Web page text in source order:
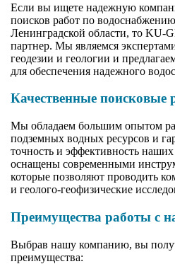
Если вы ищете надежную
поисков работ по
Ленинградской области, то KU-
партнер. Мы являемся
геодезии и геологии и
для обеспечения надежного
Качественные поисковые
Мы обладаем большим опытом
подземных водных ресурсов и
точность и эффективность
оснащены современными
которые позволяют проводить
и геолого-геофизические
Преимущества работы с
Выбрав нашу компанию, вы
преимущества: